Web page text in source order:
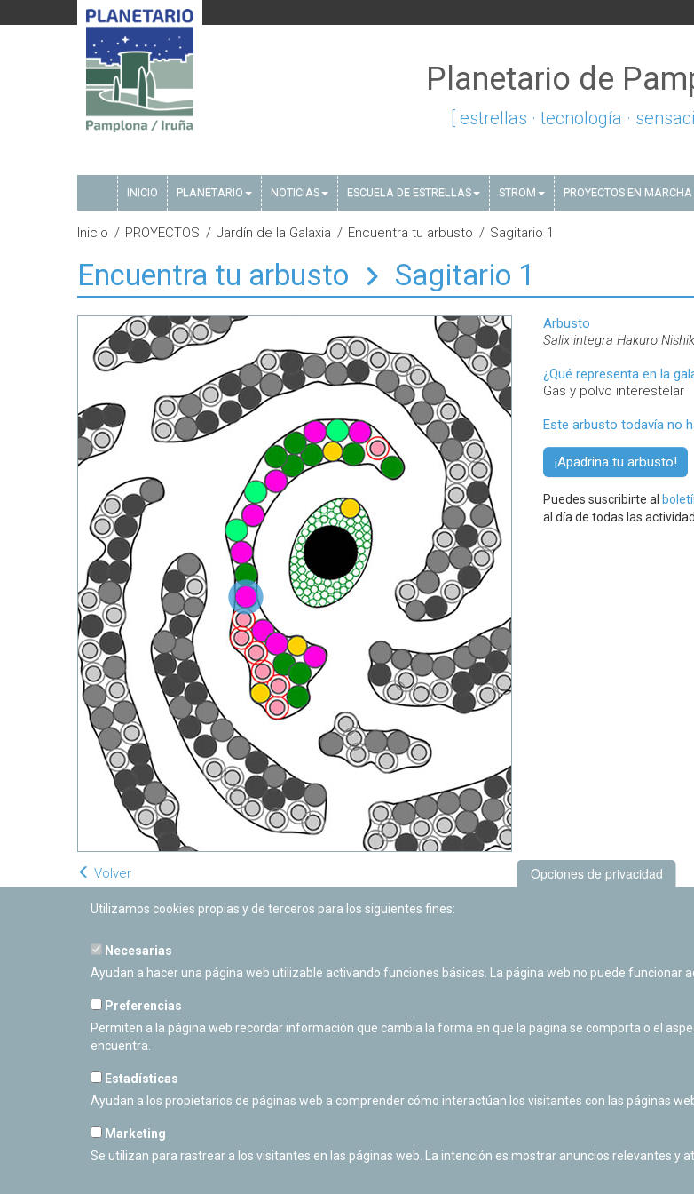
Planetario de
[ estrellas · tecnología ·
INICIO PLANETARIO NOTICIAS ESCUELA DE ESTRELLAS STROM PROYECTOS EN MARCHA
Inicio PROYECTOS Jardín de la Galaxia Encuentra tu arbusto Sagitario 1
Encuentra tu arbusto Sagitario 1
Arbusto
Salix integra Hakuro
¿Qué representa en la
Gas y polvo interestelar
Este arbusto todavía no
¡Apadrina tu arbusto!
Puedes suscribirte al
al día de todas las
Volver
PLANETARIO DE PAMPLONA
Opciones de privacidad
Utilizamos cookies propias y de terceros para los siguientes fines:
Necesarias
Ayudan a hacer una página web utilizable activando funciones básicas. La página web no puede funcionar
Preferencias
Permiten a la página web recordar información que cambia la forma en que la página se comporta o el
encuentra.
Estadísticas
Ayudan a los propietarios de páginas web a comprender cómo interactúan los visitantes con las páginas
Marketing
Se utilizan para rastrear a los visitantes en las páginas web. La intención es mostrar anuncios relevantes y